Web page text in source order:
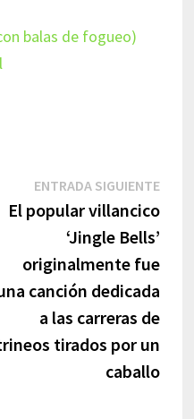
balas de fogueo)
ENTRADA SIGUIENTE
El popular villancico
‘Jingle Bells’
originalmente fue
canción dedicada
a las carreras de
tirados por un
caballo